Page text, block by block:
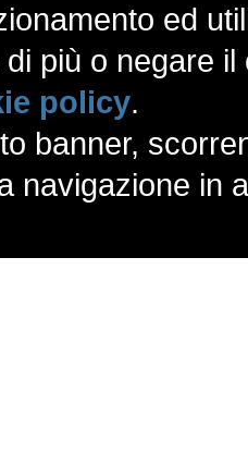
ed
più o negare
policy.
banner,
navigazione in